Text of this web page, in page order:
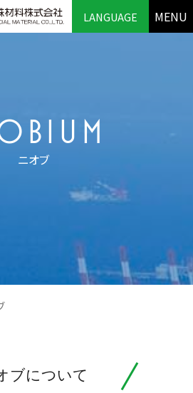
LANGUAGE MENU
ニオブ
ブについて